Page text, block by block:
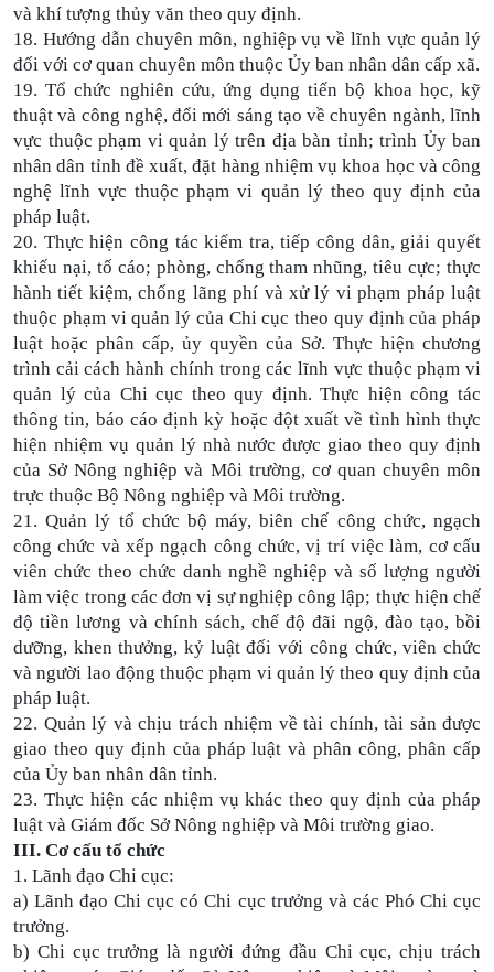
và khí tượng thủy văn theo quy định.
18. Hướng dẫn chuyên môn, nghiệp vụ về lĩnh vực quản lý
đối với cơ quan chuyên môn thuộc Ủy ban nhân dân cấp xã.
19. Tổ chức nghiên cứu, ứng dụng tiến bộ khoa học, kỹ
thuật và công nghệ, đổi mới sáng tạo về chuyên ngành, lĩnh
vực thuộc phạm vi quản lý trên địa bàn tỉnh; trình Ủy ban
nhân dân tỉnh đề xuất, đặt hàng nhiệm vụ khoa học và công
nghệ lĩnh vực thuộc phạm vi quản lý theo quy định của
pháp luật.
20. Thực hiện công tác kiểm tra, tiếp công dân, giải quyết
khiếu nại, tố cáo; phòng, chống tham nhũng, tiêu cực; thực
hành tiết kiệm, chống lãng phí và xử lý vi phạm pháp luật
thuộc phạm vi quản lý của Chi cục theo quy định của pháp
luật hoặc phân cấp, ủy quyền của Sở. Thực hiện chương
trình cải cách hành chính trong các lĩnh vực thuộc phạm vi
quản lý của Chi cục theo quy định. Thực hiện công tác
thông tin, báo cáo định kỳ hoặc đột xuất về tình hình thực
hiện nhiệm vụ quản lý nhà nước được giao theo quy định
của Sở Nông nghiệp và Môi trường, cơ quan chuyên môn
trực thuộc Bộ Nông nghiệp và Môi trường.
21. Quản lý tổ chức bộ máy, biên chế công chức, ngạch
công chức và xếp ngạch công chức, vị trí việc làm, cơ cấu
viên chức theo chức danh nghề nghiệp và số lượng người
làm việc trong các đơn vị sự nghiệp công lập; thực hiện chế
độ tiền lương và chính sách, chế độ đãi ngộ, đào tạo, bồi
dưỡng, khen thưởng, kỷ luật đối với công chức, viên chức
và người lao động thuộc phạm vi quản lý theo quy định của
pháp luật.
22. Quản lý và chịu trách nhiệm về tài chính, tài sản được
giao theo quy định của pháp luật và phân công, phân cấp
của Ủy ban nhân dân tỉnh.
23. Thực hiện các nhiệm vụ khác theo quy định của pháp
luật và Giám đốc Sở Nông nghiệp và Môi trường giao.
III. Cơ cấu tổ chức
1. Lãnh đạo Chi cục:
a) Lãnh đạo Chi cục có Chi cục trưởng và các Phó Chi cục
trưởng.
b) Chi cục trưởng là người đứng đầu Chi cục, chịu trách